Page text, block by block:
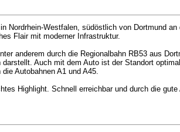
Nordrhein-Westfalen, südöstlich von Dortmund
Flair mit moderner Infrastruktur.
anderem durch die Regionalbahn RB53 aus
darstellt. Auch mit dem Auto ist der Standort
Autobahnen A1 und A45.
Highlight. Schnell erreichbar und durch die